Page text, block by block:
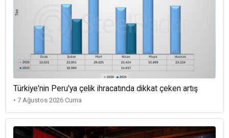
Türkiye'nin Peru'ya çelik ihracatında dikkat çeken artış
• 7 Ağustos 2026 Cuma